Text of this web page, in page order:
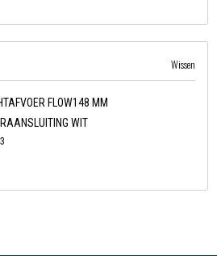
Wissen
FLOW148 MM
WIT